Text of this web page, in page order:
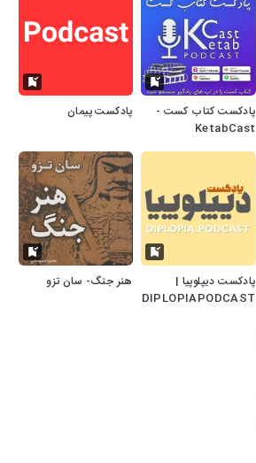
پادکست کتاب کست -
KetabCast
پادکست پیمان
پادکست دیپلوپیا |
DIPLOPIAPODCAST
هنر جنگ- سان تزو